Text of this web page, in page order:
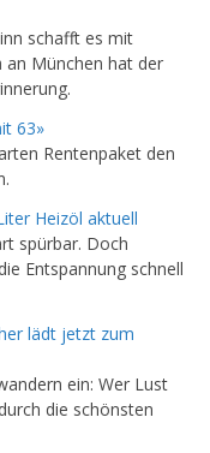
schafft es mit
an München hat der
63»
Rentenpaket den
Heizöl aktuell
spürbar. Doch
Entspannung schnell
lädt jetzt zum
ein: Wer Lust
die schönsten